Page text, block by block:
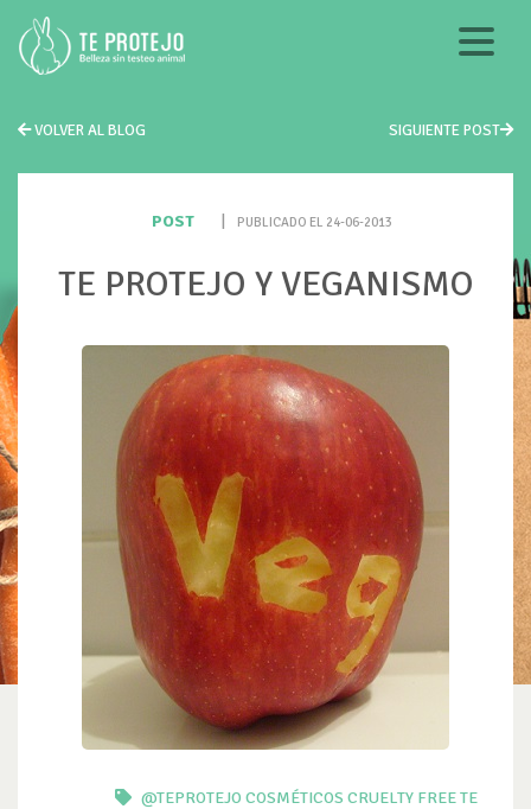
VOLVER AL BLOG SIGUIENTE POST
POST PUBLICADO EL 24-06-2013
TE PROTEJO Y VEGANISMO
@TEPROTEJO COSMÉTICOS CRUELTY FREETE